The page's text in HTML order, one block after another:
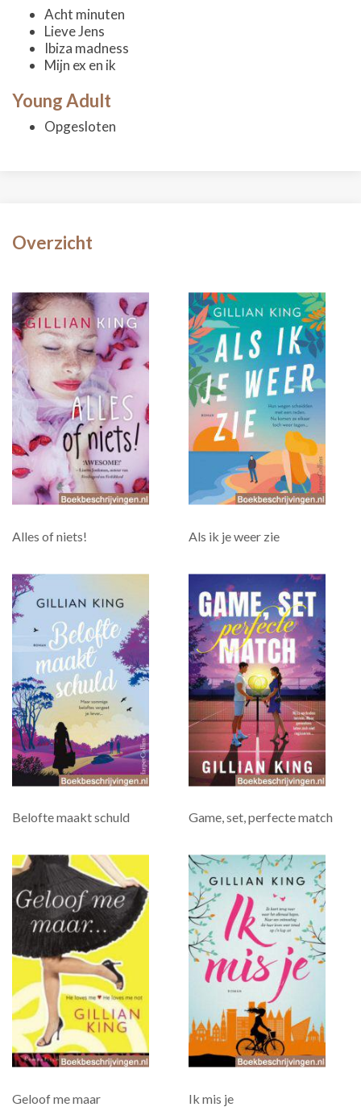
Acht minuten
Lieve Jens
Ibiza madness
Mijn ex en ik
Young Adult
Opgesloten
Overzicht
Alles of niets! Als ik je weer zie
Belofte maakt schuld Game, set, perfecte match
Geloof me maar Ik mis je